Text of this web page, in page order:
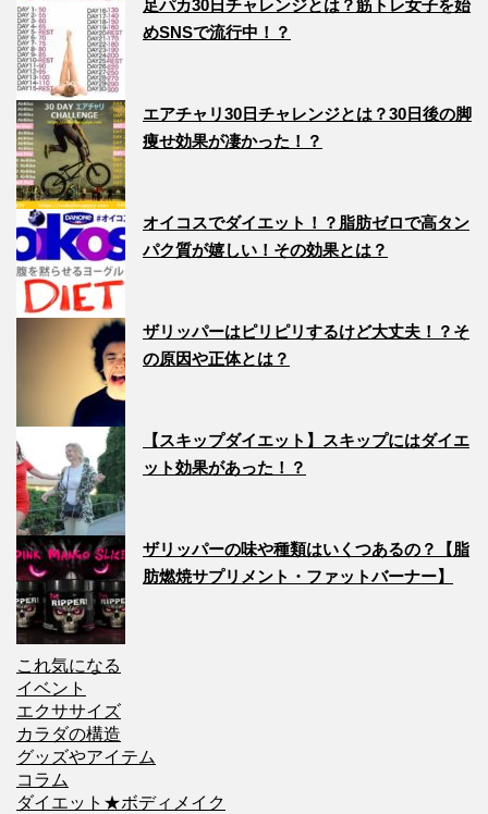
足パカ30日チャレンジとは？筋トレ女子を始
めSNSで流行中！？
エアチャリ30日チャレンジとは？30日後の脚
痩せ効果が凄かった！？
オイコスでダイエット！？脂肪ゼロで高タン
パク質が嬉しい！その効果とは？
ザリッパーはピリピリするけど大丈夫！？そ
の原因や正体とは？
【スキップダイエット】スキップにはダイエ
ット効果があった！？
ザリッパーの味や種類はいくつあるの？【脂
肪燃焼サプリメント・ファットバーナー】
これ気になる
イベント
エクササイズ
カラダの構造
グッズやアイテム
コラム
ダイエット★ボディメイク